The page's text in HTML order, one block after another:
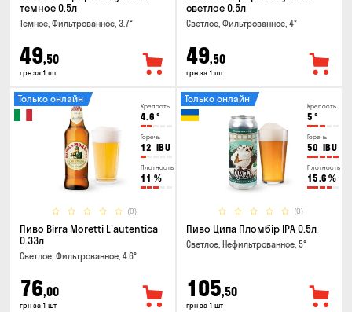
темное 0.5л
Темное, Фильтрованное, 3.7°
49,50
грн за 1 шт
светлое 0.5л
Светлое, Фильтрованное, 4°
49,50
грн за 1 шт
Крепость
4.6 °
Горечь
12 IBU
Плотность
11 %
(0)
Только онлайн
Пиво Birra Moretti L'autentica
0.33л
Светлое, Фильтрованное, 4.6°
76,00
грн за 1 шт
Крепость
5 °
Горечь
50 IBU
Плотность
15.6 %
(0)
Только онлайн
Пиво Ципа Пломбір IPA 0.5л
Светлое, Нефильтрованное, 5°
105,50
грн за 1 шт